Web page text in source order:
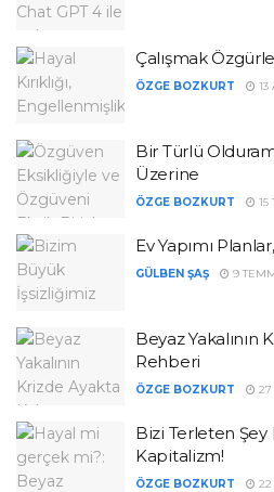
Çalışmak
ÖZGE BOZKURT 13
Bir Türlü
Üzerine
ÖZGE BOZKURT 15
Ev Yapımı
GÜLBEN ŞAŞ 9
Beyaz Yakalının
Rehberi
ÖZGE BOZKURT 27
Bizi Terleten
Kapitalizm!
ÖZGE BOZKURT 22